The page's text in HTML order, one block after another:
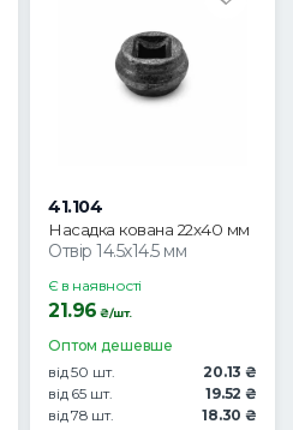
41.104
Насадка кована 22х40 мм
Отвір 14.5х14.5 мм
Є в наявності
21.96 ₴/шт.
Оптом дешевше
від 50 шт.
20.13 ₴
від 65 шт.
19.52 ₴
від 78 шт.
18.30 ₴